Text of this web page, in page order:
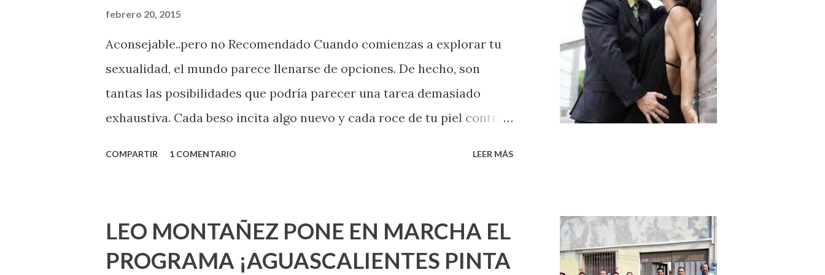
febrero 20, 2015
Aconsejable..pero no Recomendado Cuando comienzas a explorar tu
sexualidad, el mundo parece llenarse de opciones. De hecho, son
tantas las posibilidades que podría parecer una tarea demasiado
exhaustiva. Cada beso incita algo nuevo y cada roce de tu piel contra
que estés lista para lo que sea cuando aún no conoces ni la mitad de
lo que deberías saber. Pero incluso quienes ya han tenido relaciones
sexuales no son expertos o expertas en el tema. Siempre hay algo
COMPARTIR 1 COMENTARIO LEER MÁS
LEO MONTAÑEZ PONE EN MARCHA EL
PROGRAMA ¡AGUASCALIENTES PINTA